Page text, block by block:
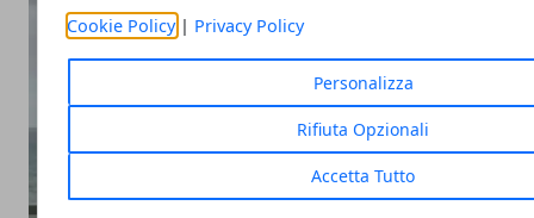
Cookie Policy| Privacy Policy
Personalizza
Rifiuta Opzionali
Accetta Tutto